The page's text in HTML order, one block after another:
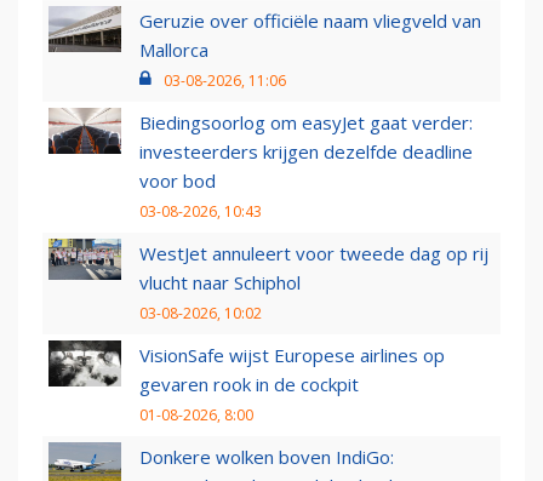
Geruzie over officiële naam vliegveld van
Mallorca
03-08-2026, 11:06
Biedingsoorlog om easyJet gaat verder:
investeerders krijgen dezelfde deadline
voor bod
03-08-2026, 10:43
WestJet annuleert voor tweede dag op rij
vlucht naar Schiphol
03-08-2026, 10:02
VisionSafe wijst Europese airlines op
gevaren rook in de cockpit
01-08-2026, 8:00
Donkere wolken boven IndiGo: